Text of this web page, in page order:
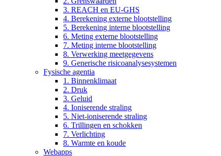
3. REACH en EU-GHS
4. Berekening externe blootstelling
5. Berekening interne blootstelling
6. Meting externe blootstelling
7. Meting interne blootstelling
8. Verwerking meetgegevens
9. Generische risicoanalysesystemen
Fysische agentia
1. Binnenklimaat
2. Druk
3. Geluid
4. Ioniserende straling
5. Niet-ioniserende straling
6. Trillingen en schokken
7. Verlichting
8. Warmte en koude
Webapps